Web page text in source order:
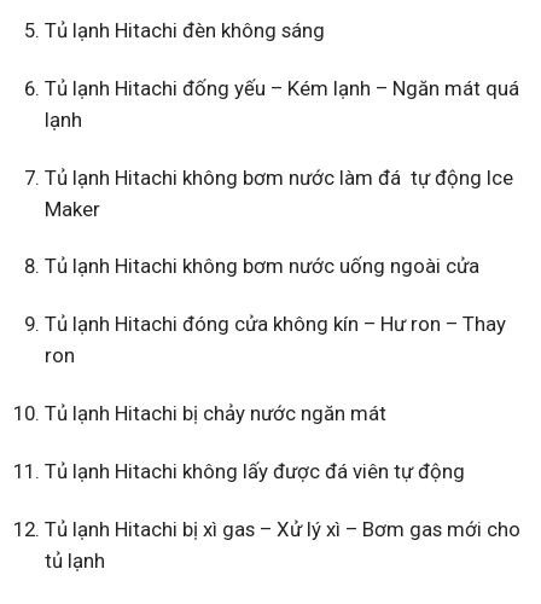
Tủ lạnh Hitachi đèn không sáng
Tủ lạnh Hitachi đống yếu – Kém lạnh – Ngăn mát quá
lạnh
Tủ lạnh Hitachi không bơm nước làm đá tự động Ice
Maker
Tủ lạnh Hitachi không bơm nước uống ngoài cửa
Tủ lạnh Hitachi đóng cửa không kín – Hư ron – Thay
ron
Tủ lạnh Hitachi bị chảy nước ngăn mát
Tủ lạnh Hitachi không lấy được đá viên tự động
Tủ lạnh Hitachi bị xì gas – Xử lý xì – Bơm gas mới cho
tủ lạnh